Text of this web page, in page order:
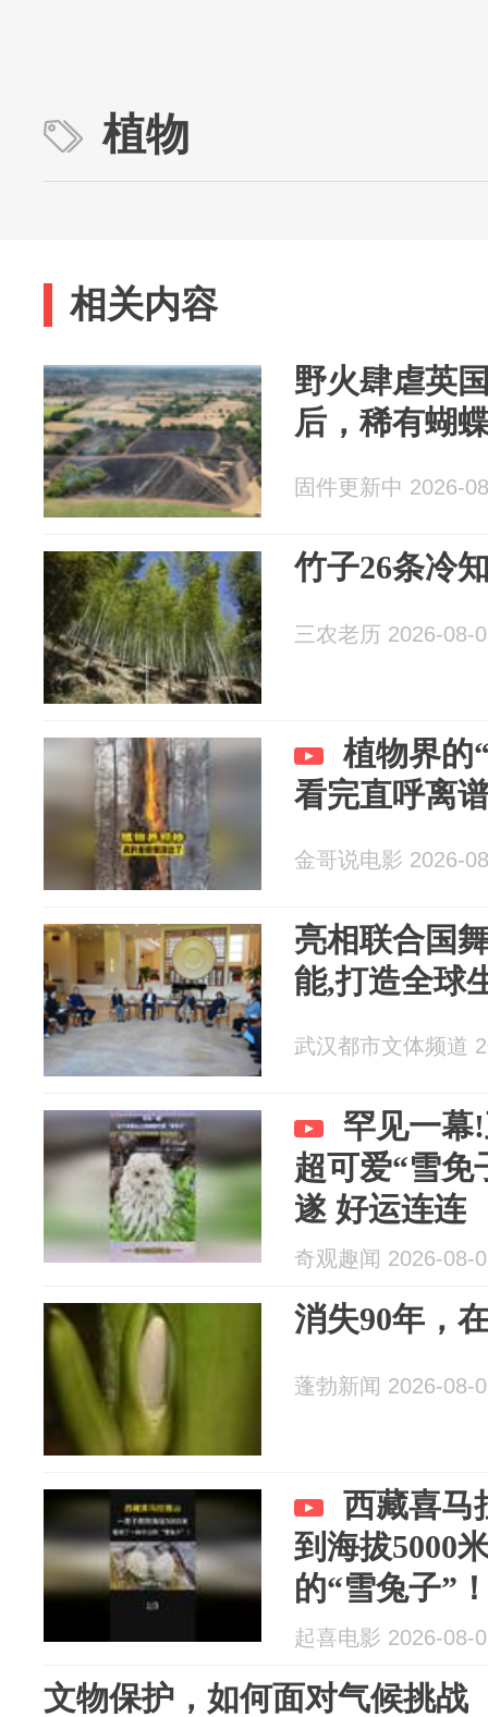
植物
相关内容
野火肆虐英
后，稀有蝴
固件更新中 2026-
竹子26条冷
三农老历 2026-08-
植物界的
看完直呼离
金哥说电影 2026-
亮相联合国
能,打造全球
武汉都市文体频道
罕见一幕
超可爱“雪免
遂 好运连连
奇观趣闻 2026-08-
消失90年，
蓬勃新闻 2026-08-
西藏喜马
到海拔5000
的“雪兔子”
起喜电影 2026-08-
文物保护，如何面对气候挑战